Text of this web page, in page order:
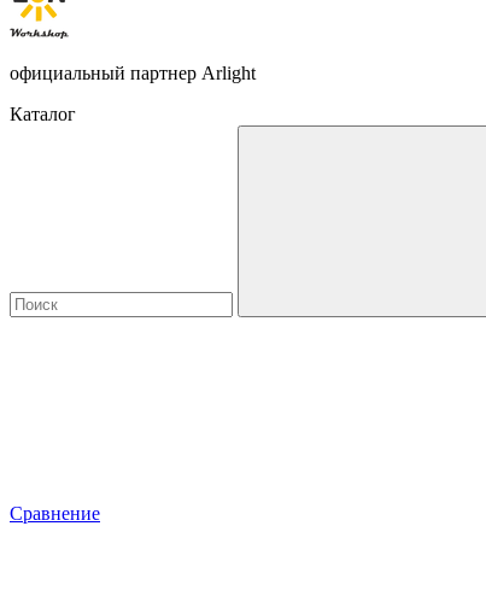
официальный партнер Arlight
Каталог
Сравнение